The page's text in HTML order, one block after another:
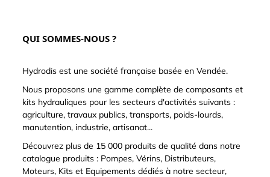
QUI SOMMES-NOUS ?
Hydrodis est une société française basée en Vendée.
Nous proposons une gamme complète de composants et
kits hydrauliques pour les secteurs d'activités suivants :
agriculture, travaux publics, transports, poids-lourds,
manutention, industrie, artisanat...
Découvrez plus de 15 000 produits de qualité dans notre
catalogue produits : Pompes, Vérins, Distributeurs,
Moteurs, Kits et Equipements dédiés à notre secteur,